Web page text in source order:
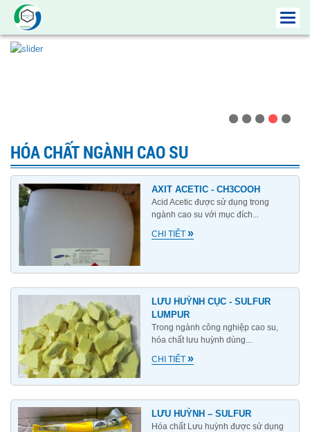
HÓA CHẤT NGÀNH CAO SU
AXIT ACETIC - CH3COOH
Acid Acetic được sử dụng trong
ngành cao su với mục đích...
CHI TIẾT»
LƯU HUỲNH CỤC - SULFUR
LUMPUR
Trong ngành công nghiệp cao su,
hóa chất lưu huỳnh dùng...
CHI TIẾT»
LƯU HUỲNH – SULFUR
Hóa chất Lưu huỳnh được sử dụng